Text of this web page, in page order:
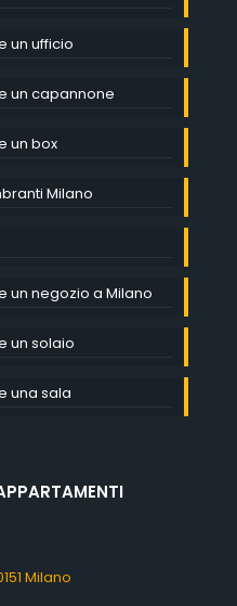
un ufficio
un capannone
un box
Milano
un negozio a Milano
un solaio
una sala
Milano